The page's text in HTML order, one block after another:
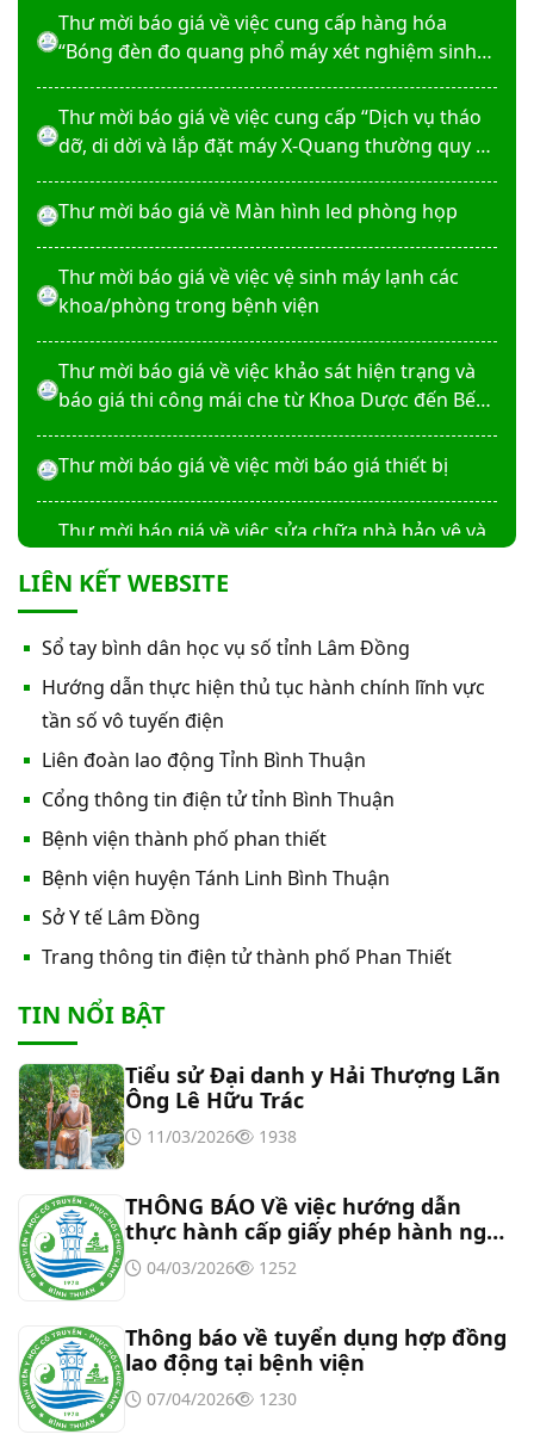
Thư mời báo giá về việc cung cấp hàng hóa
“Bóng đèn đo quang phổ máy xét nghiệm sinh
Thư mời báo giá về việc cung cấp “Dịch vụ tháo
dỡ, di dời và lắp đặt máy X-Quang thường quy và
Thư mời báo giá về Màn hình led phòng họp
Thư mời báo giá về việc vệ sinh máy lạnh các
khoa/phòng trong bệnh viện
Thư mời báo giá về việc khảo sát hiện trạng và
báo giá thi công mái che từ Khoa Dược đến Bếp
Thư mời báo giá về việc mời báo giá thiết bị
Thư mời báo giá về việc sửa chữa nhà bảo vệ và
phẵng
Thư mời báo giá về việc In bìa hồ sơ bệnh án, Sổ
y bạ năm 2026
Thư mời báo giá về việc cung cấp dịch vụ “Bảo
hiểm cháy, nổ bắt buộc năm 2026"
Thư mời báo giá về việc cung cấp hàng hóa
“Bóng đèn đo quang phổ máy xét nghiệm sinh
hóa Erba XL-200 (LAMP-ASSY)
Thư mời báo giá về việc cung cấp “Dịch vụ tháo
dỡ, di dời và lắp đặt máy X-Quang thường quy và
kỹ thuật số”
Thư mời báo giá về Màn hình led phòng họp
Thư mời báo giá về việc vệ sinh máy lạnh các
khoa/phòng trong bệnh viện
Thư mời báo giá về việc khảo sát hiện trạng và
báo giá thi công mái che từ Khoa Dược đến Bếp
Thư mời báo giá về việc mời báo giá thiết bị
Thư mời báo giá về việc sửa chữa nhà bảo vệ và
LIÊN KẾT WEBSITE
Sổ tay bình dân học vụ số tỉnh Lâm Đồng
Hướng dẫn thực hiện thủ tục hành chính lĩnh vực
tần số vô tuyến điện
Liên đoàn lao động Tỉnh Bình Thuận
Cổng thông tin điện tử tỉnh Bình Thuận
Bệnh viện thành phố phan thiết
Bệnh viện huyện Tánh Linh Bình Thuận
Sở Y tế Lâm Đồng
Trang thông tin điện tử thành phố Phan Thiết
TIN NỔI BẬT
Tiểu sử Đại danh y Hải Thượng Lãn
Ông Lê Hữu Trác
11/03/2026 1938
THÔNG BÁO Về việc hướng dẫn
thực hành cấp giấy phép hành nghề
đối với chức danh Bác sĩ YHCT, Y sĩ
YHCT
04/03/2026 1252
Thông báo về tuyển dụng hợp đồng
lao động tại bệnh viện
07/04/2026 1230